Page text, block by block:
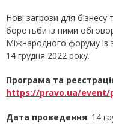
Нові загрози для бізнесу
боротьби із ними
Міжнародного форуму із
14 грудня 2022 року.
Програма та
https://pravo.ua/event/
Дата проведення: 14